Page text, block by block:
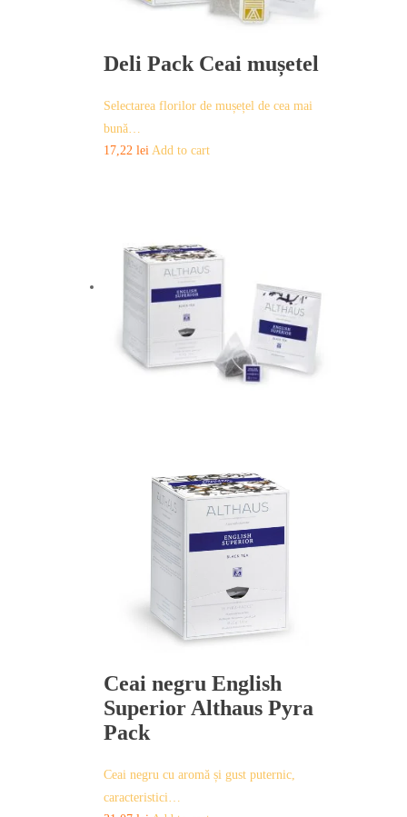
Deli Pack Ceai mușetel
Selectarea florilor de mușețel de cea mai
bună…
17,22 lei Add to cart
Ceai negru English
Superior Althaus Pyra
Pack
Ceai negru cu aromă și gust puternic,
caracteristici…